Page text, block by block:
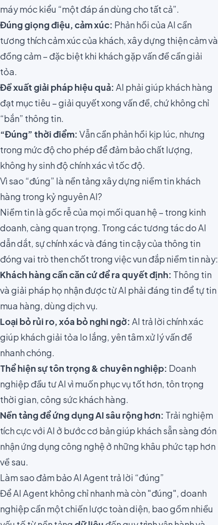
máy móc kiểu “một đáp án dùng cho tất cả”.
Đúng giọng điệu, cảm xúc: Phản hồi của AI cần
tương thích cảm xúc của khách, xây dựng thiện cảm và
đồng cảm – đặc biệt khi khách gặp vấn đề cần giải
tỏa.
Đề xuất giải pháp hiệu quả: AI phải giúp khách hàng
đạt mục tiêu – giải quyết xong vấn đề, chứ không chỉ
“bắn” thông tin.
“Đúng” thời điểm: Vẫn cần phản hồi kịp lúc, nhưng
trong mức độ cho phép để đảm bảo chất lượng,
không hy sinh độ chính xác vì tốc độ.
Vì sao “đúng” là nền tảng xây dựng niềm tin khách
hàng trong kỷ nguyên AI?
Niềm tin là gốc rễ của mọi mối quan hệ – trong kinh
doanh, càng quan trọng. Trong các tương tác do AI
dẫn dắt, sự chính xác và đáng tin cậy của thông tin
đóng vai trò then chốt trong việc vun đắp niềm tin này:
Khách hàng cần căn cứ để ra quyết định: Thông tin
và giải pháp họ nhận được từ AI phải đáng tin để tự tin
mua hàng, dùng dịch vụ.
Loại bỏ rủi ro, xóa bỏ nghi ngờ: AI trả lời chính xác
giúp khách giải tỏa lo lắng, yên tâm xử lý vấn đề
nhanh chóng.
Thể hiện sự tôn trọng & chuyên nghiệp: Doanh
nghiệp đầu tư AI vì muốn phục vụ tốt hơn, tôn trọng
thời gian, công sức khách hàng.
Nền tảng để ứng dụng AI sâu rộng hơn: Trải nghiệm
tích cực với AI ở bước cơ bản giúp khách sẵn sàng đón
nhận ứng dụng công nghệ ở những khâu phức tạp hơn
về sau.
Làm sao đảm bảo AI Agent trả lời “đúng”
Để AI Agent không chỉ nhanh mà còn "đúng", doanh
nghiệp cần một chiến lược toàn diện, bao gồm nhiều